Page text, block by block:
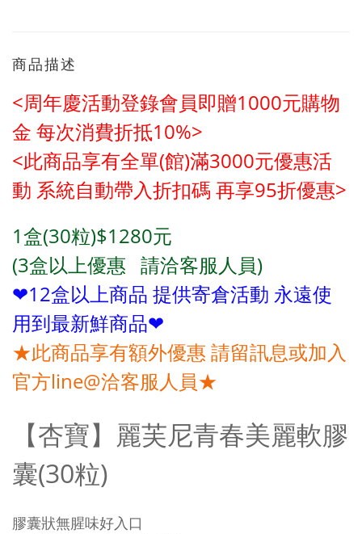
商品描述
<周年慶活動登錄會員即贈1000元購物
金 每次消費折抵10%>
<此商品享有全單(館)滿3000元優惠活
動 系統自動帶入折扣碼 再享95折優惠>
1盒(30粒)$1280元
(3盒以上優惠 請洽客服人員)
❤12盒以上商品 提供寄倉活動 永遠使
用到最新鮮商品❤
★此商品享有額外優惠 請留訊息或加入
官方line@洽客服人員★
【杏寶】麗芙尼青春美麗軟膠
囊(30粒)
膠囊狀無腥味好入口